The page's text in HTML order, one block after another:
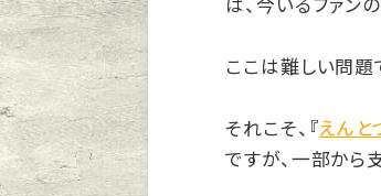
は、今いるファン
ここは難しい問題
それこそ、『えんと
ですが、一部から